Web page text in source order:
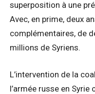
superposition à une
Avec, en prime, deux
complémentaires, de
millions de Syriens.
L’intervention de la
l’armée russe en